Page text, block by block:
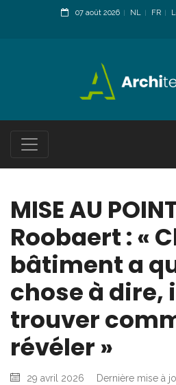
07 août 2026 NL FR
MISE AU
Roobaert : «
bâtiment a
chose à dire,
trouver
révéler »
29 avril 2026 Dernière mise à